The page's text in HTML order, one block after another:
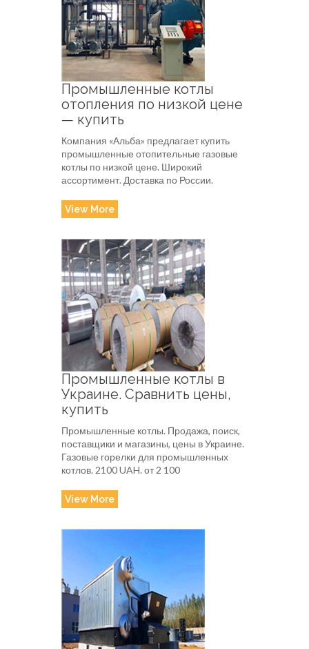
Промышленные котлы
отопления по низкой цене
— купить
Компания «Альба» предлагает купить
промышленные отопительные газовые
котлы по низкой цене. Широкий
ассортимент. Доставка по России.
View More
Промышленные котлы в
Украине. Сравнить цены,
купить
Промышленные котлы. Продажа, поиск,
поставщики и магазины, цены в Украине.
Газовые горелки для промышленных
котлов. 2100 UAH. от 2 100
View More